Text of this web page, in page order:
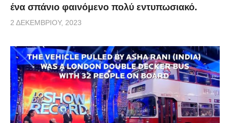
ένα σπάνιο φαινόμενο πολύ εντυπωσιακό.
2 ΔΕΚΕΜΒΡΊΟΥ, 2023